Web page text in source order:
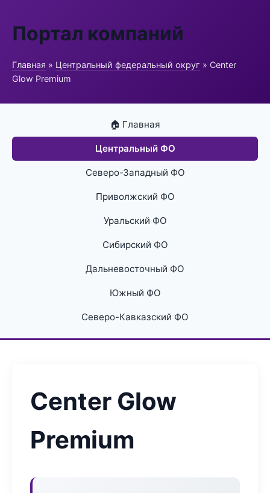
Портал компаний
Главная » Центральный федеральный округ » Center
Glow Premium
🏠 Главная
Центральный ФО
Северо-Западный ФО
Приволжский ФО
Уральский ФО
Сибирский ФО
Дальневосточный ФО
Южный ФО
Северо-Кавказский ФО
Center Glow
Premium